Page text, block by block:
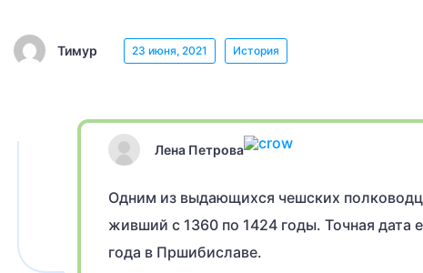
Тимур 23 июня, 2021 История
Лена Петрова
Одним из выдающихся чешских
живший с 1360 по 1424 годы. Точная дата
года в Пршибиславе.